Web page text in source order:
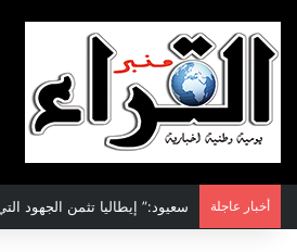
أخبار عاجلة الاتفاقية الأممية بشأن تغير